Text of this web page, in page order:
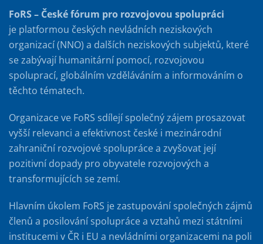
FoRS – České fórum pro rozvojovou spolupráci
je platformou českých nevládních neziskových
organizací (NNO) a dalších neziskových subjektů, které
se zabývají humanitární pomocí, rozvojovou
spoluprací, globálním vzděláváním a informováním o
těchto tématech.
Organizace ve FoRS sdílejí společný zájem prosazovat
vyšší relevanci a efektivnost české i mezinárodní
zahraniční rozvojové spolupráce a zvyšovat její
pozitivní dopady pro obyvatele rozvojových a
transformujících se zemí.
Hlavním úkolem FoRS je zastupování společných zájmů
členů a posilování spolupráce a vztahů mezi státními
institucemi v ČR i EU a nevládními organizacemi na poli